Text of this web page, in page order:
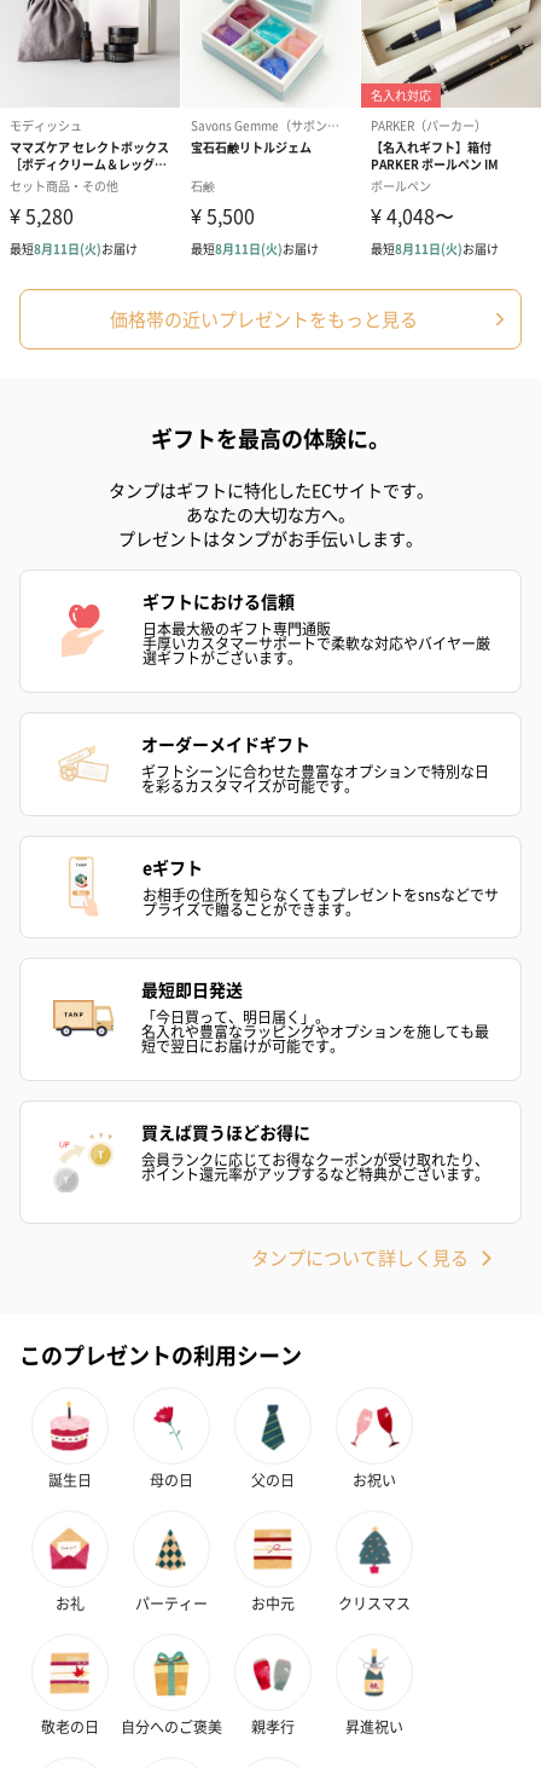
価格帯の近いプレゼントをもっと見る
ギフトを最高の体験に。
タンプはギフトに特化したECサイトです。
あなたの大切な方へ。
プレゼントはタンプがお手伝いします。
ギフトにおける信頼
日本最大級のギフト専門通販
手厚いカスタマーサポートで柔軟な対応やバイヤー厳
選ギフトがございます。
オーダーメイドギフト
ギフトシーンに合わせた豊富なオプションで特別な日
を彩るカスタマイズが可能です。
eギフト
お相手の住所を知らなくてもプレゼントをsnsなどでサ
プライズで贈ることができます。
最短即日発送
「今日買って、明日届く」。
名入れや豊富なラッピングやオプションを施しても最
短で翌日にお届けが可能です。
買えば買うほどお得に
会員ランクに応じてお得なクーポンが受け取れたり、
ポイント還元率がアップするなど特典がございます。
タンプについて詳しく見る
このプレゼントの利用シーン
誕生日 母の日 父の日 お祝い
お礼 パーティー お中元 クリスマス
敬老の日 自分へのご褒美 親孝行 昇進祝い